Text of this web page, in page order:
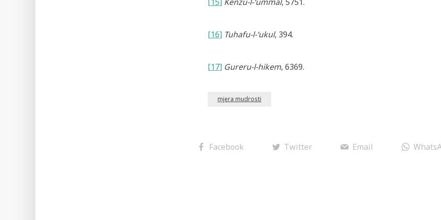
[16] Tuhafu-l-‘ukul, 394.
[17] Gureru-l-hikem, 6369.
mjera mudrosti
Facebook Twitter Email